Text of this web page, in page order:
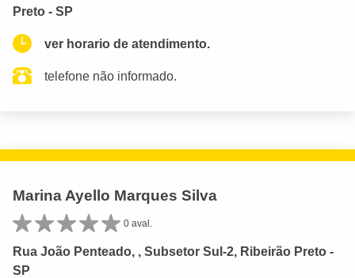
Preto - SP
ver horario de atendimento.
telefone não informado.
Marina Ayello Marques Silva
0 aval.
Rua João Penteado, , Subsetor Sul-2, Ribeirão Preto -
SP